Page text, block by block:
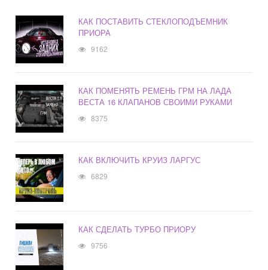
КАК ПОСТАВИТЬ СТЕКЛОПОДЪЕМНИК
ПРИОРА
9162
КАК ПОМЕНЯТЬ РЕМЕНЬ ГРМ НА ЛАДА
ВЕСТА 16 КЛАПАНОВ СВОИМИ РУКАМИ
8375
КАК ВКЛЮЧИТЬ КРУИЗ ЛАРГУС
6829
КАК СДЕЛАТЬ ТУРБО ПРИОРУ
9756